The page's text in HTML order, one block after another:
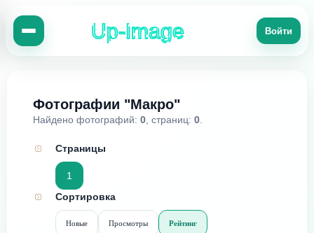
Up-Image Войти
Фотографии "Макро"
Найдено фотографий: 0 , страниц: 0
Страницы
1
Сортировка
Новые Просмотры Рейтинг